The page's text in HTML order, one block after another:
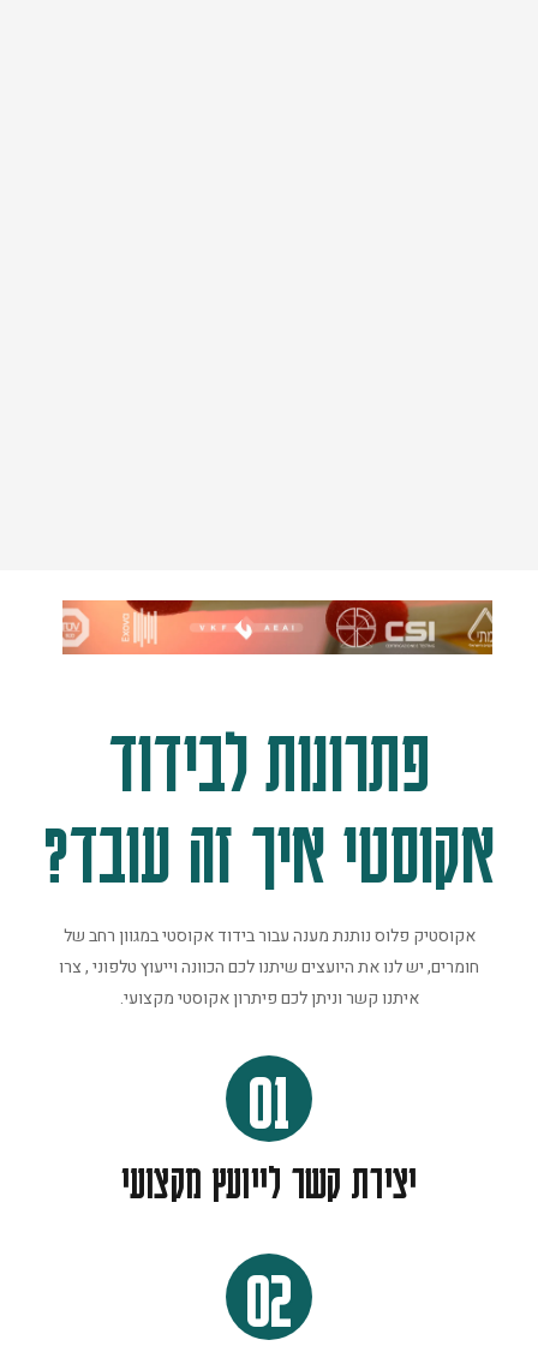
פתרונות לבידוד
אקוסטי איך זה עובד?
אקוסטיק פלוס נותנת מענה עבור בידוד אקוסטי במגוון רחב של
חומרים, יש לנו את היועצים שיתנו לכם הכוונה וייעוץ טלפוני , צרו
איתנו קשר וניתן לכם פיתרון אקוסטי מקצועי.
01
יצירת קשר לייועץ מקצועי
02